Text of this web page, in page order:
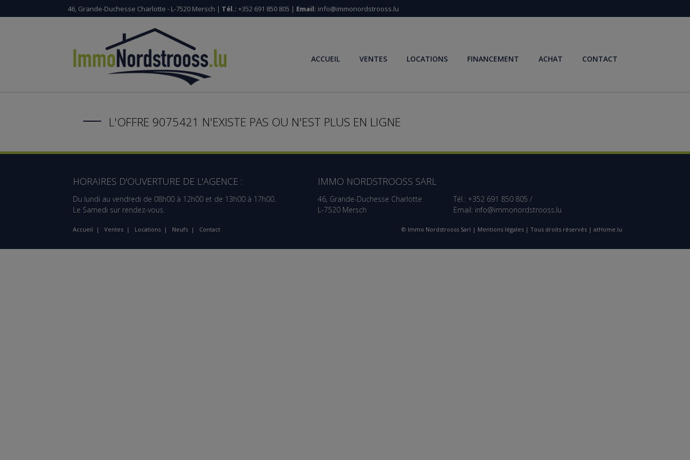
46, Grande-Duchesse Charlotte - L-7520 Mersch | Tél.: +352 691 850 805 | Email: info@immonordstrooss.lu
ACCUEIL VENTES LOCATIONS FINANCEMENT ACHAT CONTACT
L'OFFRE 9075421 N'EXISTE PAS OU N'EST PLUS EN LIGNE
HORAIRES D'OUVERTURE DE L'AGENCE :
Du lundi au vendredi de 08h00 à 12h00 et de 13h00 à 17h00.
Le Samedi sur rendez-vous.
IMMO NORDSTROOSS SARL
46, Grande-Duchesse Charlotte
L-7520 Mersch
Tél.: +352 691 850 805 /
Email: info@immonordstrooss.lu
Accueil | Ventes | Locations | Neufs | Contact © Immo Nordstrooss Sarl | Mentions légales | Tous droits réservés | atHome.lu